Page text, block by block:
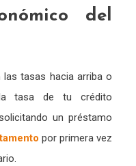
del
tasas hacia arriba o
tasa de tu crédito
un préstamo
por primera vez